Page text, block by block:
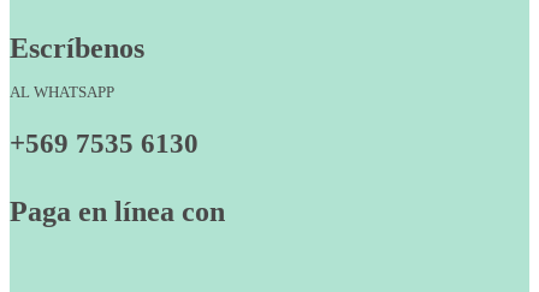
Escríbenos
AL WHATSAPP
+569 7535 6130
Paga en línea con